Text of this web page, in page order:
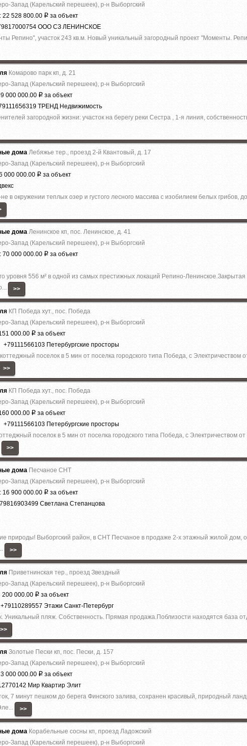
Запад (Карельский перешеек), р-н Выборгский
528 800.00 Р за объект
ООО СЗ ЛЕНИНСКОЕ
Репино'', участок 243 кв.м. Новый уникальный загородный проект ''Моменты.
Комарово парк кп, д. 21
Запад (Карельский перешеек), р-н Выборгский
000 000.00 Р за объект
ТРЕНД Недвижимость
загородной жизни: участок на берегу реки Сестра , 1-я линия,
дома Лебяжье тер., проезд 2-й Квантовый, д. 17
Запад (Карельский перешеек), р-н Выборгский
000 000.00 Р за объект
в окружении теплых озер и густого лесного массива с изобилием белых грибов,
дома Ленинское кп, пос. Ленинское, д. 41
Запад (Карельский перешеек), р-н Выборгский
000 000.00 Р за объект
уровня 556 м² в однoй из cамыx пpecтижныx лoкaций Pепино-
>>
КП Победа хут., пос. Победа
Запад (Карельский перешеек), р-н Выборгский
000.00 Р за объект
Петербургские просторы
поселок в 5 мин от поселка городского типа Победа, с Электричеством
>>
КП Победа хут., пос. Победа
Запад (Карельский перешеек), р-н Выборгский
000.00 Р за объект
Петербургские просторы
поселок в 5 мин от поселка городского типа Победа, с Электричеством
>>
дома Песчаное СНТ
Запад (Карельский перешеек), р-н Выборгский
900 000.00 Р за объект
Светлана Степанцова
природы! Выборгский район, в СНТ Песчаное в продаже 2-х этажный жилой
>>
Приветнинская тер., проезд Звездный
Запад (Карельский перешеек), р-н Выборгский
000.00 Р за объект
Этажи Санкт-Петербург
Уникальный пляж. Собственность. Прямая продажа.Поблизости находятся база
>>
Золотые Пески кп, пос. Пески, д. 157
Запад (Карельский перешеек), р-н Выборгский
000 000.00 Р за объект
Мир Квартир Элит
7 минут пешком до берега Финского залива, сохранен красивый, природный
>>
дома Корабельные сосны кп, проезд Ладожский
Запад (Карельский перешеек), р-н Выборгский